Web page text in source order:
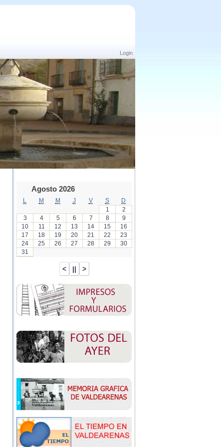
Login
Agosto 2026
M M J V S
D
1
2
3
4 5 6 7 8
9
10
11 12 13 14 15
16
17
18 19 20 21 22
23
24
25 26 27 28 29
30
31